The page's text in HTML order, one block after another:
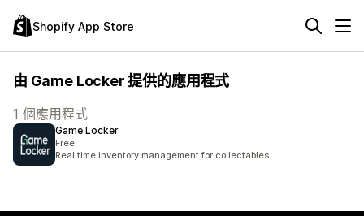
Shopify App Store
由 Game Locker 提供的應用程式
1 個應用程式
Game Locker
Free
Real time inventory management for collectables